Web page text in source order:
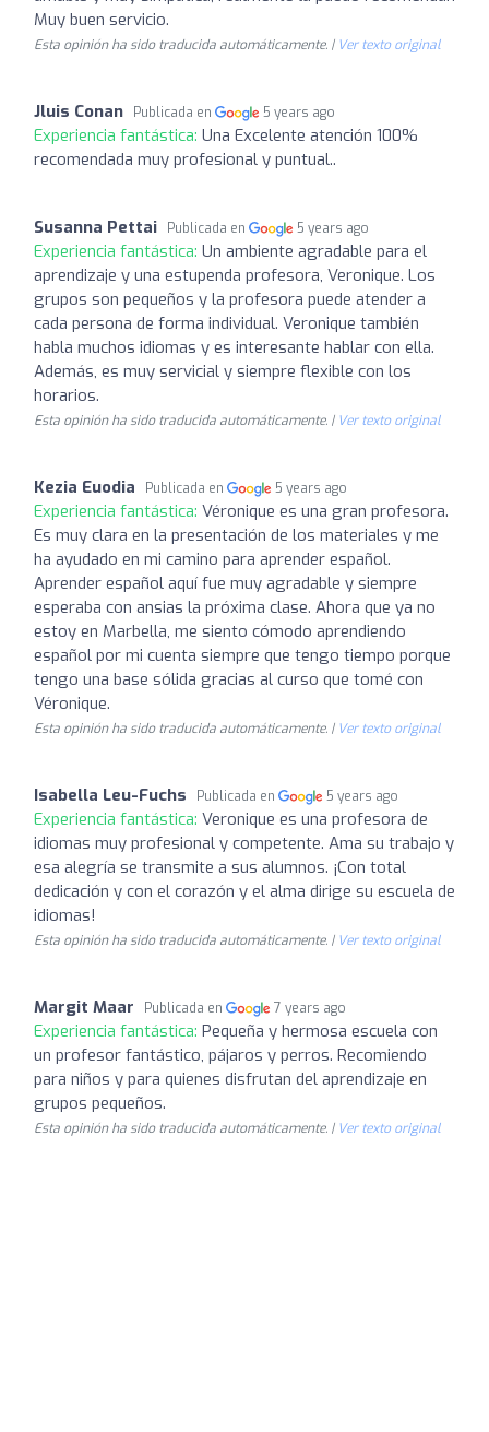
Muy buen servicio.
Esta opinión ha sido traducida automáticamente. | Ver texto original
Jluis Conan Publicada en 5 years ago
Experiencia fantástica: Una Excelente atención 100%
recomendada muy profesional y puntual..
Susanna Pettai Publicada en 5 years ago
Experiencia fantástica: Un ambiente agradable para el
aprendizaje y una estupenda profesora, Veronique. Los
grupos son pequeños y la profesora puede atender a
cada persona de forma individual. Veronique también
habla muchos idiomas y es interesante hablar con ella.
Además, es muy servicial y siempre flexible con los
horarios.
Esta opinión ha sido traducida automáticamente. | Ver texto original
Kezia Euodia Publicada en 5 years ago
Experiencia fantástica: Véronique es una gran profesora.
Es muy clara en la presentación de los materiales y me
ha ayudado en mi camino para aprender español.
Aprender español aquí fue muy agradable y siempre
esperaba con ansias la próxima clase. Ahora que ya no
estoy en Marbella, me siento cómodo aprendiendo
español por mi cuenta siempre que tengo tiempo porque
tengo una base sólida gracias al curso que tomé con
Véronique.
Esta opinión ha sido traducida automáticamente. | Ver texto original
Isabella Leu-Fuchs Publicada en 5 years ago
Experiencia fantástica: Veronique es una profesora de
idiomas muy profesional y competente. Ama su trabajo y
esa alegría se transmite a sus alumnos. ¡Con total
dedicación y con el corazón y el alma dirige su escuela de
idiomas!
Esta opinión ha sido traducida automáticamente. | Ver texto original
Margit Maar Publicada en 7 years ago
Experiencia fantástica: Pequeña y hermosa escuela con
un profesor fantástico, pájaros y perros. Recomiendo
para niños y para quienes disfrutan del aprendizaje en
grupos pequeños.
Esta opinión ha sido traducida automáticamente. | Ver texto original